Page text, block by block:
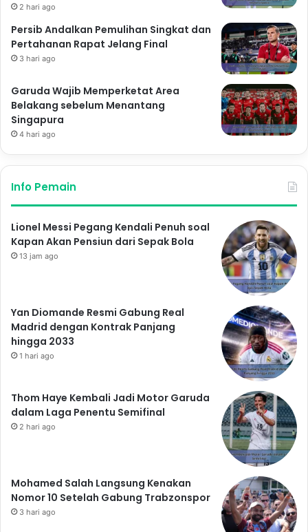
2 hari ago
Persib Andalkan Pemulihan Singkat dan
Pertahanan Rapat Jelang Final
3 hari ago
Garuda Wajib Memperketat Area
Belakang sebelum Menantang
Singapura
4 hari ago
Info Pemain
Lionel Messi Pegang Kendali Penuh soal
Kapan Akan Pensiun dari Sepak Bola
13 jam ago
Yan Diomande Resmi Gabung Real
Madrid dengan Kontrak Panjang
hingga 2033
1 hari ago
Thom Haye Kembali Jadi Motor Garuda
dalam Laga Penentu Semifinal
2 hari ago
Mohamed Salah Langsung Kenakan
Nomor 10 Setelah Gabung Trabzonspor
3 hari ago